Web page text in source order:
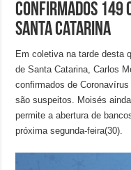
Confirmados 149
Santa Catarina
Em coletiva na tarde desta
de Santa Catarina, Carlos
confirmados de
são suspeitos. Moisés
permite a abertura de
próxima segunda-feira(30).